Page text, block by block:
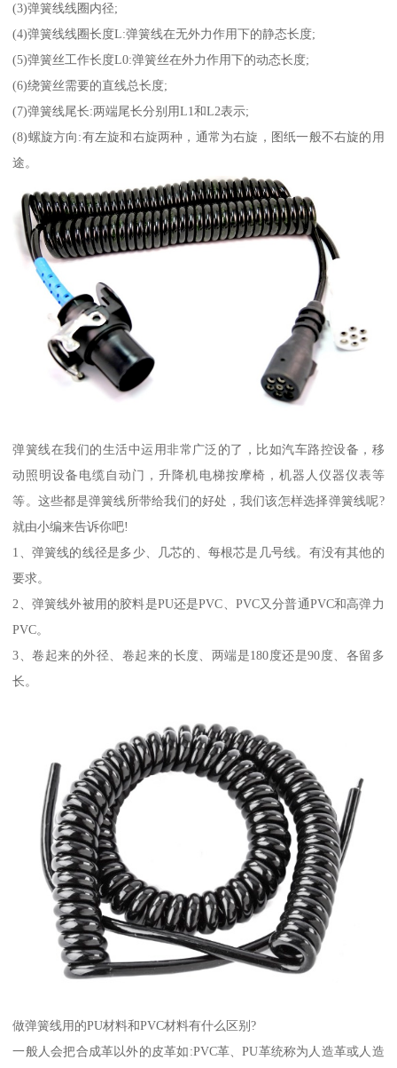
(3)弹簧线线圈内径;
(4)弹簧线线圈长度L:弹簧线在无外力作用下的静态长度;
(5)弹簧丝工作长度L0:弹簧丝在外力作用下的动态长度;
(6)绕簧丝需要的直线总长度;
(7)弹簧线尾长:两端尾长分别用L1和L2表示;
(8)螺旋方向:有左旋和右旋两种，通常为右旋，图纸一般不右旋的用
途。
弹簧线在我们的生活中运用非常广泛的了，比如汽车路控设备，移
动照明设备电缆自动门，升降机电梯按摩椅，机器人仪器仪表等
等。这些都是弹簧线所带给我们的好处，我们该怎样选择弹簧线呢?
就由小编来告诉你吧!
1、弹簧线的线径是多少、几芯的、每根芯是几号线。有没有其他的
要求。
2、弹簧线外被用的胶料是PU还是PVC、PVC又分普通PVC和高弹力
PVC。
3、卷起来的外径、卷起来的长度、两端是180度还是90度、各留多
长。
做弹簧线用的PU材料和PVC材料有什么区别?
一般人会把合成革以外的皮革如:PVC革、PU革统称为人造革或人造